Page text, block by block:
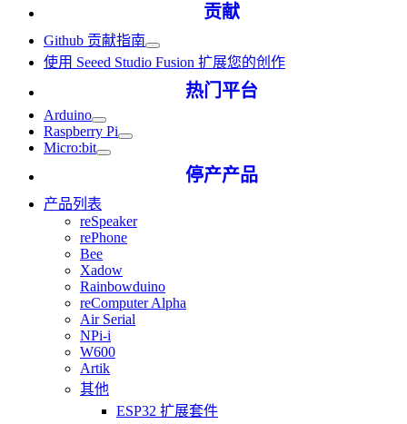
贡献
Github 贡献指南
使用 Seeed Studio Fusion 扩展您的创作
热门平台
Arduino
Raspberry Pi
Micro:bit
停产产品
产品列表
reSpeaker
rePhone
Bee
Xadow
Rainbowduino
reComputer Alpha
Air Serial
NPi-i
W600
Artik
其他
ESP32 扩展套件